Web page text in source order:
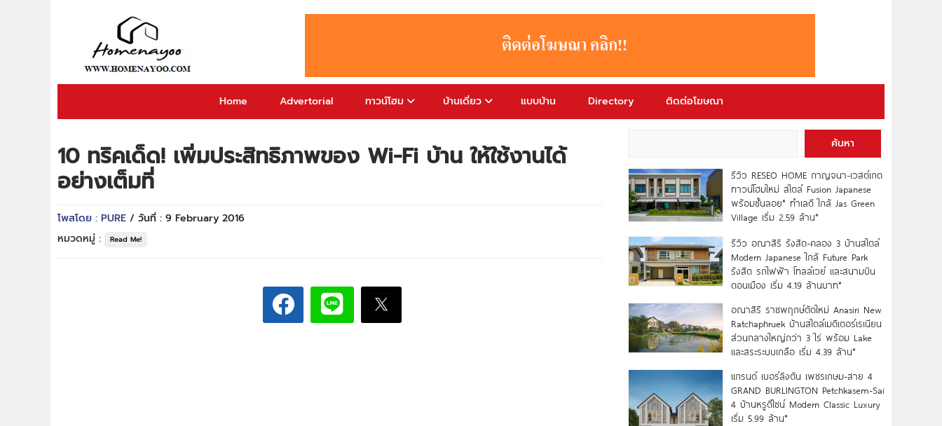
Home Advertorial ทาวน์โฮม บ้านเดี่ยว แบบบ้าน Directory ติดต่อโฆษณา
10 ทริคเด็ด! เพิ่มประสิทธิภาพของ Wi-Fi บ้าน ให้ใช้งานได้
อย่างเต็มที่
โพสโดย : PURE / วันที่ : 9 February 2016
หมวดหมู่ :
Read Me!
ค้นหา
รีวิว RESEO HOME กาญจนา-เวสต์เกต
ทาวน์โฮมใหม่ สไตล์ Fusion Japanese
พร้อมชั้นลอย* ทำเลดี ใกล้ Jas Green
Village เริ่ม 2.59 ล้าน*
รีวิว อณาสิริ รังสิต-คลอง 3 บ้านสไตล์
Modern Japanese ใกล้ Future Park
รังสิต รถไฟฟ้า โทลล์เวย์ และสนามบิน
ดอนเมือง เริ่ม 4.19 ล้านบาท*
อณาสิริ ราชพฤกษ์ตัดใหม่ Anasiri New
Ratchaphruek บ้านสไตล์เมดิเตอร์เรเนียน
ส่วนกลางใหญ่กว่า 3 ไร่ พร้อม Lake
และสระระบบเกลือ เริ่ม 4.39 ล้าน*
แกรนด์ เบอร์ลิงตัน เพชรเกษม-สาย 4
GRAND BURLINGTON Petchkasem-Sai
4 บ้านหรูดีไซน์ Modern Classic Luxury
เริ่ม 5.99 ล้าน*